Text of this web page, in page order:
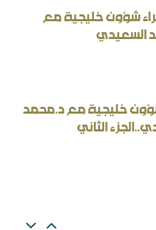
إلهامي وأحمد الريسوني
شؤون خليجية مع
السعيدي
خليجية مع د.محمد
الثاني